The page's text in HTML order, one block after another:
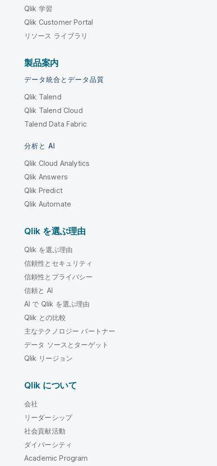
Qlik 学習
Qlik Customer Portal
リソース ライブラリ
製品案内
データ統合とデータ品質
Qlik Talend
Qlik Talend Cloud
Talend Data Fabric
分析と AI
Qlik Cloud Analytics
Qlik Answers
Qlik Predict
Qlik Automate
Qlik を選ぶ理由
Qlik を選ぶ理由
信頼性とセキュリティ
信頼性とプライバシー
信頼と AI
AI で Qlik を選ぶ理由
Qlik との比較
主なテクノロジー パートナー
データ ソースとターゲット
Qlik リージョン
Qlik について
会社
リーダーシップ
社会貢献活動
ダイバーシティ
Academic Program